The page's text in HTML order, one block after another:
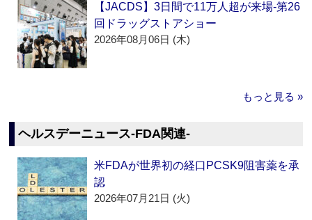
【JACDS】3日間で11万人超が来場‐第26
回ドラッグストアショー
2026年08月06日 (木)
もっと見る »
ヘルスデーニュース‐FDA関連‐
米FDAが世界初の経口PCSK9阻害薬を承
認
2026年07月21日 (火)